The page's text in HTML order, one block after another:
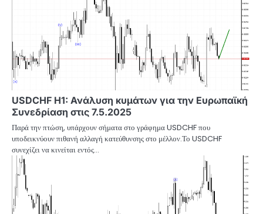
USDCHF H1: Ανάλυση κυμάτων για την Ευρωπαϊκή
Συνεδρίαση στις 7.5.2025
Παρά την πτώση, υπάρχουν σήματα στο γράφημα USDCHF που
υποδεικνύουν πιθανή αλλαγή κατεύθυνσης στο μέλλον.Το USDCHF
συνεχίζει να κινείται εντός…